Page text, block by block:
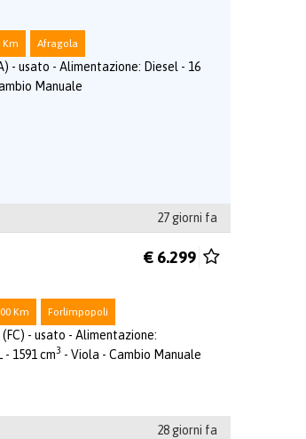
Km Afragola
- usato - Alimentazione: Diesel - 16
Manuale
27 giorni fa
€ 6.299
Km Forlimpopoli
- usato - Alimentazione:
- 1591 cm3 - Viola - Cambio Manuale
28 giorni fa